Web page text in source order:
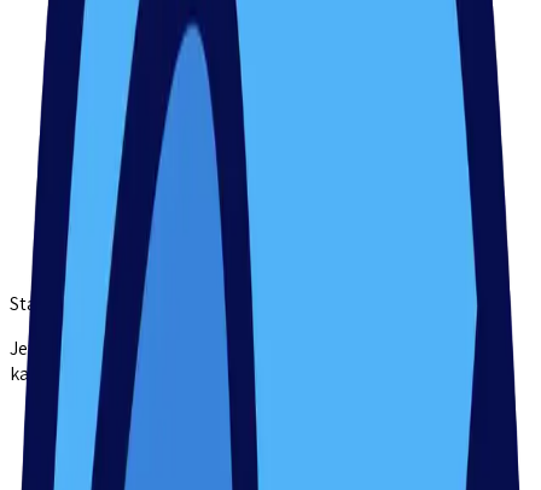
Standort(e) wählen
Jetzt kannst du deine Wunschstandorte auswählen. Dabei
kannst du auch mehrere auswählen!